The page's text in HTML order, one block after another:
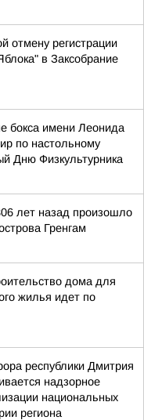
отмену регистрации
в Заксобрание
бокса имени Леонида
по настольному
Дню Физкультурника
лет назад произошло
Гренгам
дома для
жилья идет по
республики Дмитрия
надзорное
национальных
региона